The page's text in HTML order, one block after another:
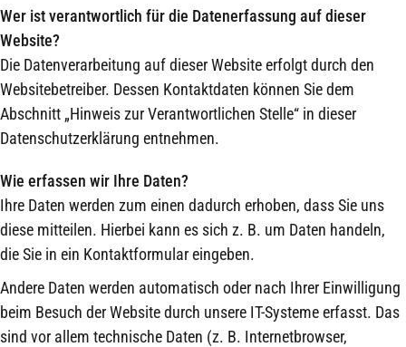
Wer ist verantwortlich für die Datenerfassung auf dieser
Website?
Die Datenverarbeitung auf dieser Website erfolgt durch den
Websitebetreiber. Dessen Kontaktdaten können Sie dem
Abschnitt „Hinweis zur Verantwortlichen Stelle“ in dieser
Datenschutzerklärung entnehmen.
Wie erfassen wir Ihre Daten?
Ihre Daten werden zum einen dadurch erhoben, dass Sie uns
diese mitteilen. Hierbei kann es sich z. B. um Daten handeln,
die Sie in ein Kontaktformular eingeben.
Andere Daten werden automatisch oder nach Ihrer Einwilligung
beim Besuch der Website durch unsere IT-Systeme erfasst. Das
sind vor allem technische Daten (z. B. Internetbrowser,